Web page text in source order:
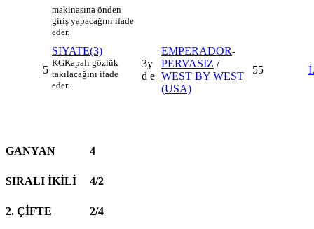
makinasına önden
giriş yapacağını ifade
eder.
5
SİYATE(3)
KGKapalı gözlük
takılacağını ifade
eder.
3y
d e
EMPERADOR-
PERVASIZ /
WEST BY WEST
(USA)
55
GANYAN 4
SIRALI İKİLİ 4/2
2. ÇİFTE 2/4